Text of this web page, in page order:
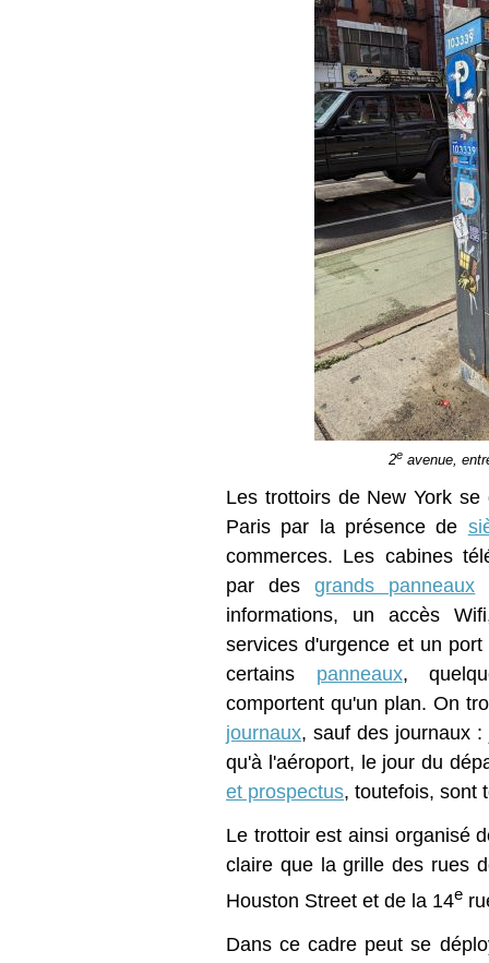
2e avenue,
Les trottoirs de New York
Paris par la présence de
commerces. Les cabines
par desgrands panneaux
informations, un accès
services d'urgence et un
certains panneaux,
comportent qu'un plan. On
journaux, sauf des journaux
qu'à l'aéroport, le jour du
et prospectus, toutefois, sont
Le trottoir est ainsi organisé
claire que la grille des rues
Houston Street et de la 14e
Dans ce cadre peut se